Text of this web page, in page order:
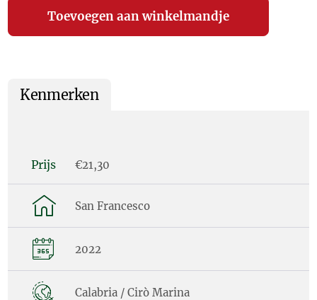
Kenmerken
Prijs €21,30
San Francesco
2022
Calabria / Cirò Marina